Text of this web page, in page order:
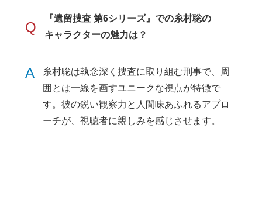
Q
『遺留捜査 第6シリーズ』での糸村聡の
キャラクターの魅力は？
A
糸村聡は執念深く捜査に取り組む刑事で、周
囲とは一線を画すユニークな視点が特徴で
す。彼の鋭い観察力と人間味あふれるアプロ
ーチが、視聴者に親しみを感じさせます。